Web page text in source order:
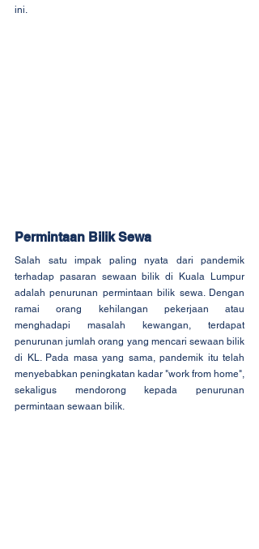
ini.
Permintaan Bilik Sewa
Salah satu impak paling nyata dari pandemik
terhadap pasaran sewaan bilik di Kuala Lumpur
adalah penurunan permintaan bilik sewa. Dengan
ramai orang kehilangan pekerjaan atau
menghadapi masalah kewangan, terdapat
penurunan jumlah orang yang mencari sewaan bilik
di KL. Pada masa yang sama, pandemik itu telah
menyebabkan peningkatan kadar "work from home",
sekaligus mendorong kepada penurunan
permintaan sewaan bilik.